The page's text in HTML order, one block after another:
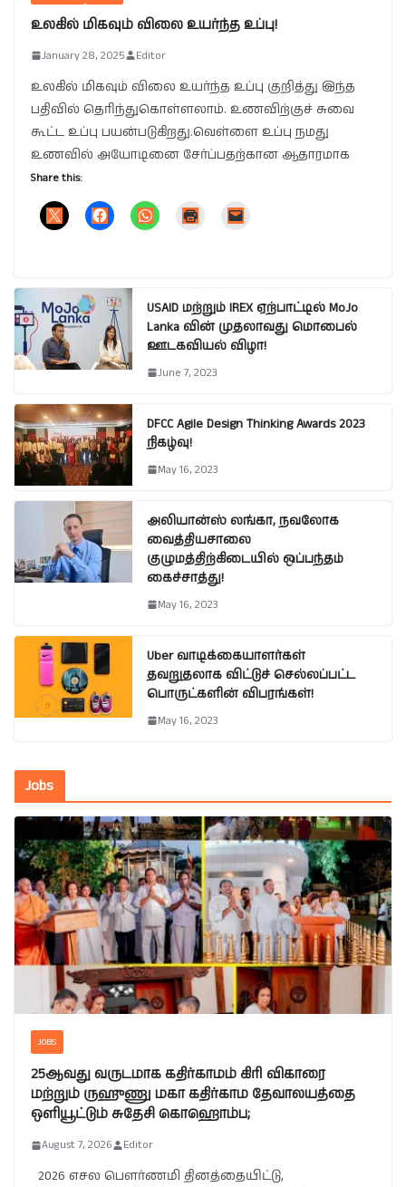
உலகில் மிகவும் விலை உயர்ந்த உப்பு!
January 28, 2025 Editor
உலகில் மிகவும் விலை உயர்ந்த உப்பு குறித்து இந்த
பதிவில் தெரிந்துகொள்ளலாம். உணவிற்குச் சுவை
கூட்ட உப்பு பயன்படுகிறது.வெள்ளை உப்பு நமது
உணவில் அயோடினை சேர்ப்பதற்கான ஆதாரமாக
Share this:
USAID மற்றும் IREX ஏற்பாட்டில் MoJo
Lanka வின் முதலாவது மொபைல்
ஊடகவியல் விழா!
June 7, 2023
DFCC Agile Design Thinking Awards 2023
நிகழ்வு!
May 16, 2023
அலியான்ஸ் லங்கா, நவலோக
வைத்தியசாலை
குழுமத்திற்கிடையில் ஒப்பந்தம்
கைச்சாத்து!
May 16, 2023
Uber வாடிக்கையாளர்கள்
தவறுதலாக விட்டுச் செல்லப்பட்ட
பொருட்களின் விபரங்கள்!
May 16, 2023
Jobs
JOBS
25ஆவது வருடமாக கதிர்காமம் கிரி விகாரை
மற்றும் ருஹுணு மகா கதிர்காம தேவாலயத்தை
ஒளியூட்டும் சுதேசி கொஹொம்ப;
August 7, 2026 Editor
2026 எசல பௌர்ணமி தினத்தையிட்டு,